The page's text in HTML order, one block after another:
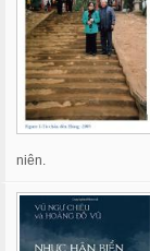
niên.